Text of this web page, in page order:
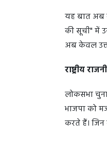
यह बात अब
की सूची" में
अब केवल
राष्ट्रीय
लोकसभा
भाजपा को
करते हैं। जिन